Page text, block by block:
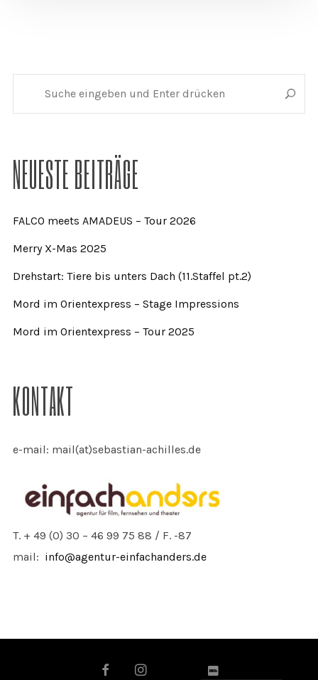
NEUESTE BEITRÄGE
FALCO meets AMADEUS – Tour 2026
Merry X-Mas 2025
Drehstart: Tiere bis unters Dach (11.Staffel pt.2)
Mord im Orientexpress – Stage Impressions
Mord im Orientexpress – Tour 2025
KONTAKT
e-mail: mail(at)sebastian-achilles.de
T. + 49 (0) 30 – 46 99 75 88 / F. -87
mail: info@agentur-einfachanders.de